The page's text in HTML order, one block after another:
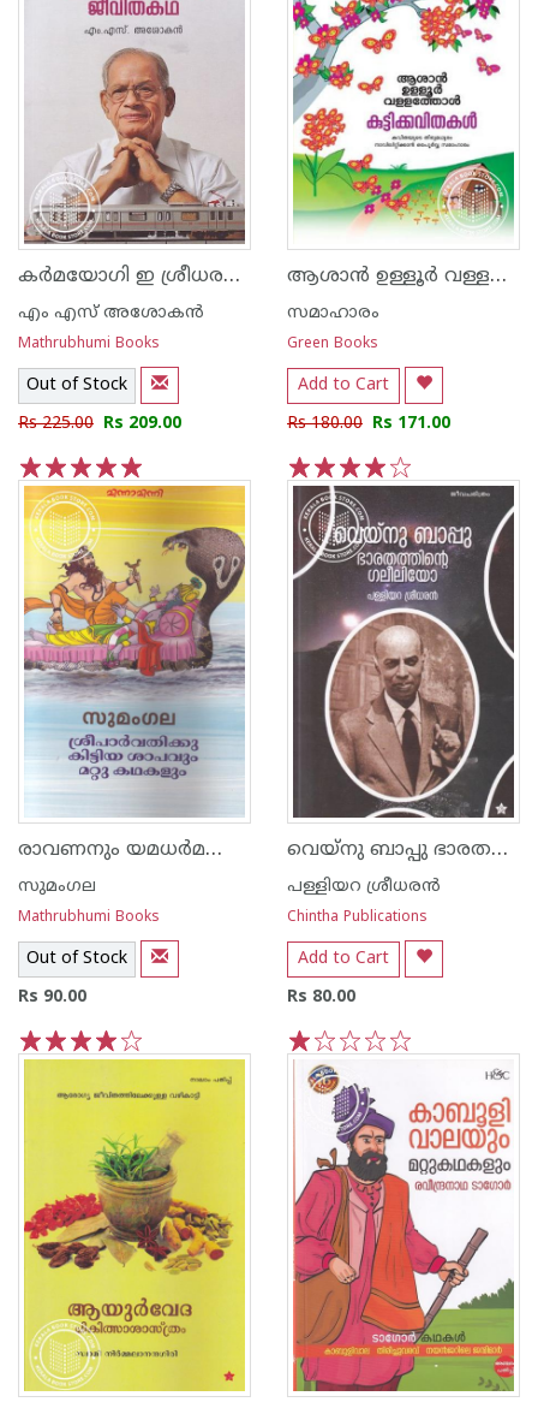
കര്‍മയോഗി ഇ ശ്രീധരന്റെ ജീവിതകഥ
എം എസ് അശോകന്‍
Mathrubhumi Books
Out of Stock
Rs 225.00 Rs 209.00
5
4
3
2
1
ആശാന്‍ ഉള്ളൂര്‍ വള്ളത്തോള്‍ കുട്ടികവിതകള്‍
സമാഹാരം
Green Books
Add to Cart
Rs 180.00 Rs 171.00
5
4
3
2
1
രാവണനും യമധര്‍മനും മറ്റു കഥകളും
സുമംഗല
Mathrubhumi Books
Out of Stock
Rs 90.00
5
4
3
2
1
വെയ്നു ബാപ്പു ഭാരതത്തിന്റെ ഗലീലിയോ
പള്ളിയറ ശ്രീധര‌ന്‍
Chintha Publications
Add to Cart
Rs 80.00
2
1